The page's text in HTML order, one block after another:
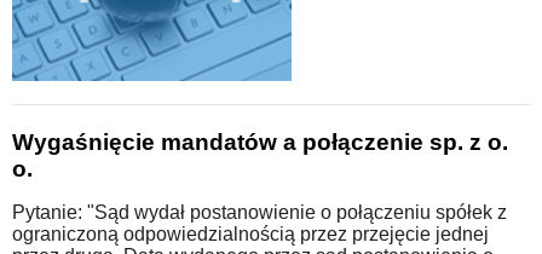
Wygaśnięcie mandatów a połączenie sp. z o.
o.
Pytanie: "Sąd wydał postanowienie o połączeniu spółek z
ograniczoną odpowiedzialnością przez przejęcie jednej